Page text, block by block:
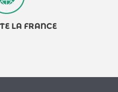
LA FRANCE